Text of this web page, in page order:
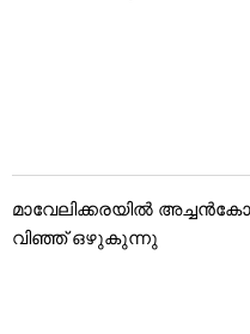
മാവേലിക്കരയിൽ
വിഞ്ഞ് ഒഴുകുന്നു